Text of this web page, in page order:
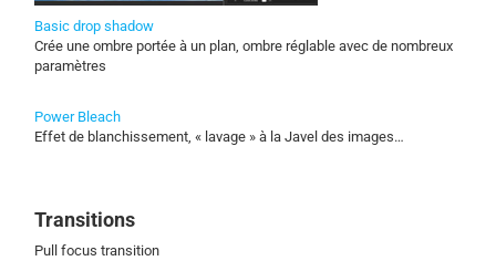
Basic drop shadow
Crée une ombre portée à un plan, ombre réglable avec de nombreux
paramètres
Power Bleach
Effet de blanchissement, « lavage » à la Javel des images…
Transitions
Pull focus transition